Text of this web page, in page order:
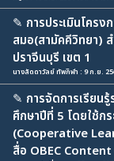
✎ การประเมินโครง
สมอ(สามัคคีวิทยา)
ปราจีนบุรี เขต 1
นางลัดดาวัลย์ ทัพกิฬา : 9 ก.ย.
✎ การจัดการเรียน
ศึกษาปีที่ 5 โดยใช้ก
(Cooperative
สื่อ OBEC